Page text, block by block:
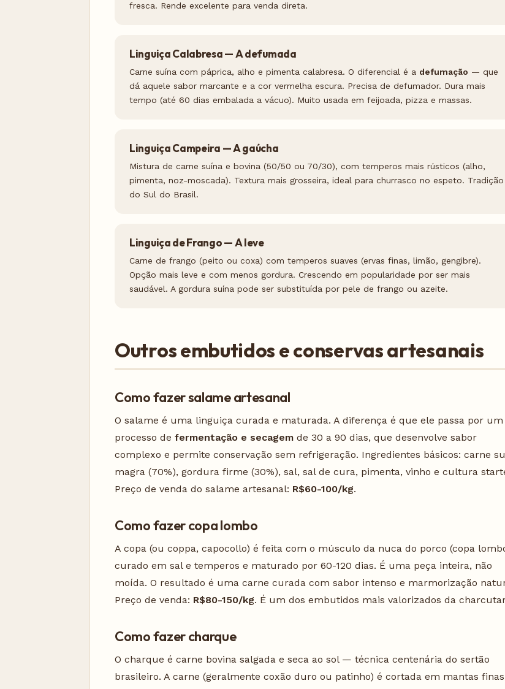
fresca. Rende excelente para venda direta.
Linguiça Calabresa — A defumada
Carne suína com páprica, alho e pimenta calabresa. O diferencial é a defumação — que
dá aquele sabor marcante e a cor vermelha escura. Precisa de defumador. Dura mais
tempo (até 60 dias embalada a vácuo). Muito usada em feijoada, pizza e massas.
Linguiça Campeira — A gaúcha
Mistura de carne suína e bovina (50/50 ou 70/30), com temperos mais rústicos (alho,
pimenta, noz-moscada). Textura mais grosseira, ideal para churrasco no espeto. Tradição
do Sul do Brasil.
Linguiça de Frango — A leve
Carne de frango (peito ou coxa) com temperos suaves (ervas finas, limão, gengibre).
Opção mais leve e com menos gordura. Crescendo em popularidade por ser mais
saudável. A gordura suína pode ser substituída por pele de frango ou azeite.
Outros embutidos e conservas artesanais
Como fazer salame artesanal
O salame é uma linguiça curada e maturada. A diferença é que ele passa por um
processo de fermentação e secagem de 30 a 90 dias, que desenvolve sabor
complexo e permite conservação sem refrigeração. Ingredientes básicos: carne
magra (70%), gordura firme (30%), sal, sal de cura, pimenta, vinho e cultura
Preço de venda do salame artesanal: R$60-100/kg.
Como fazer copa lombo
A copa (ou coppa, capocollo) é feita com o músculo da nuca do porco (copa
curado em sal e temperos e maturado por 60-120 dias. É uma peça inteira, não
moída. O resultado é uma carne curada com sabor intenso e marmorização
Preço de venda: R$80-150/kg. É um dos embutidos mais valorizados da
Como fazer charque
O charque é carne bovina salgada e seca ao sol — técnica centenária do sertão
brasileiro. A carne (geralmente coxão duro ou patinho) é cortada em mantas